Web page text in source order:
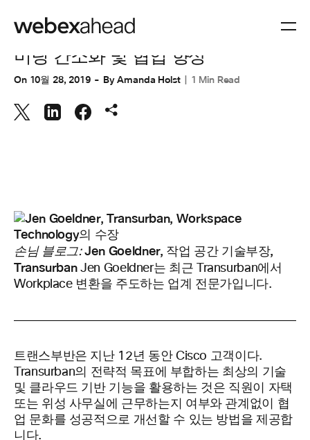
CUSTOMER STORIES,CUSTOMER STORIES
미팅 간소화 및 협업 향상
On 10월 28, 2019 ByAmanda Holst 1 Min Read
손님 블로그:Jen Goeldner, 작업 공간 기술부장,
TransurbanJen Goeldner는 최근 Transurban에서
Workplace 변환을 주도하는 업계 전문가입니다.
트랜스부반은 지난 12년 동안 Cisco 고객이다.
Transurban의 전략적 목표에 부합하는 최상의 기술
및 클라우드 기반 기능을 활용하는 것은 직원이 자택
또는 위성 사무실에 근무하는지 여부와 관계없이 협
업 문화를 성공적으로 개선할 수 있는 방법을 제공합
니다.